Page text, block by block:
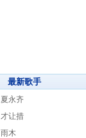
最新歌手
夏永齐
才让措
雨木